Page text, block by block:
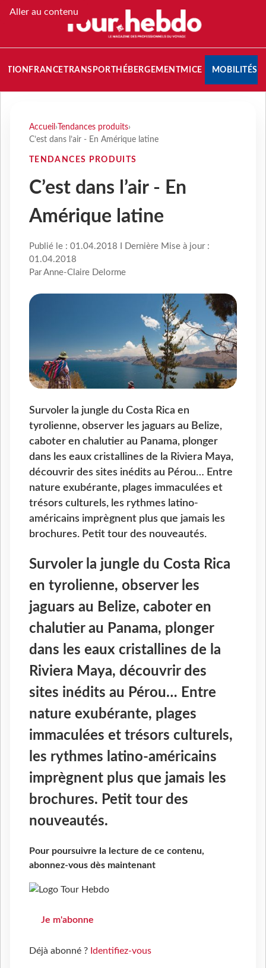
Aller au contenu
FRANCETRANSPORT HÉBERGEMENTMICE MOBILITÉS
Accueil › Tendances produits›
C’est dans l’air - En Amérique latine
TENDANCES PRODUITS
C’est dans l’air - En
Amérique latine
Publié le : 01.04.2018 I Dernière Mise à jour :
01.04.2018
Par Anne-Claire Delorme
Survoler la jungle du Costa Rica en
tyrolienne, observer les jaguars au Belize,
caboter en chalutier au Panama, plonger
dans les eaux cristallines de la Riviera Maya,
découvrir des sites inédits au Pérou… Entre
nature exubérante, plages immaculées et
trésors culturels, les rythmes latino-
américains imprègnent plus que jamais les
brochures. Petit tour des nouveautés.
Survoler la jungle du Costa Rica
en tyrolienne, observer les
jaguars au Belize, caboter en
chalutier au Panama, plonger
dans les eaux cristallines de la
Riviera Maya, découvrir des
sites inédits au Pérou… Entre
nature exubérante, plages
immaculées et trésors culturels,
les rythmes latino-américains
imprègnent plus que jamais les
brochures. Petit tour des
nouveautés.
Pour poursuivre la lecture de ce contenu,
abonnez-vous dès maintenant
Je m'abonne
Déjà abonné ? Identifiez-vous